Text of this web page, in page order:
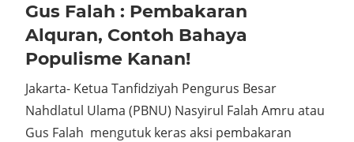
Gus Falah : Pembakaran
Alquran, Contoh Bahaya
Populisme Kanan!
Jakarta- Ketua Tanfidziyah Pengurus Besar
Nahdlatul Ulama (PBNU) Nasyirul Falah Amru atau
Gus Falah mengutuk keras aksi pembakaran